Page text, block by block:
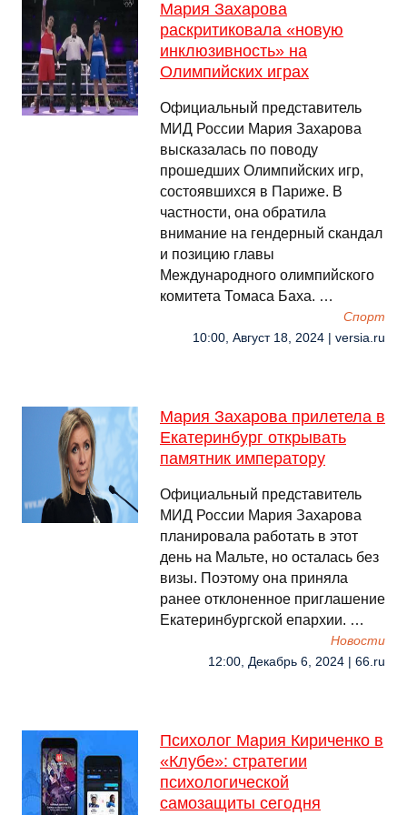
Мария Захарова
раскритиковала «новую
инклюзивность» на
Олимпийских играх
Официальный представитель
МИД России Мария Захарова
высказалась по поводу
прошедших Олимпийских игр,
состоявшихся в Париже. В
частности, она обратила
внимание на гендерный скандал
и позицию главы
Международного олимпийского
комитета Томаса Баха. …
Спорт
10:00, Август 18, 2024 | versia.ru
Мария Захарова прилетела в
Екатеринбург открывать
памятник императору
Официальный представитель
МИД России Мария Захарова
планировала работать в этот
день на Мальте, но осталась без
визы. Поэтому она приняла
ранее отклоненное приглашение
Екатеринбургской епархии. …
Новости
12:00, Декабрь 6, 2024 | 66.ru
Психолог Мария Кириченко в
«Клубе»: стратегии
психологической
самозащиты сегодня